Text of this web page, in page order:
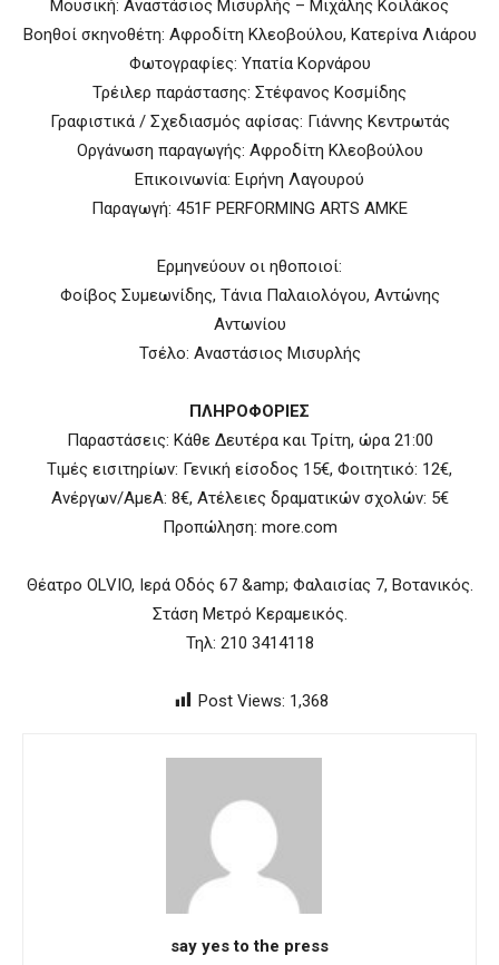
Μουσική: Αναστάσιος Μισυρλής – Μιχάλης Κοιλάκος
Βοηθοί σκηνοθέτη: Αφροδίτη Κλεοβούλου, Κατερίνα Λιάρου
Φωτογραφίες: Υπατία Κορνάρου
Τρέιλερ παράστασης: Στέφανος Κοσμίδης
Γραφιστικά / Σχεδιασμός αφίσας: Γιάννης Κεντρωτάς
Οργάνωση παραγωγής: Αφροδίτη Κλεοβούλου
Επικοινωνία: Ειρήνη Λαγουρού
Παραγωγή: 451F PERFORMING ARTS AMKE
Ερμηνεύουν οι ηθοποιοί:
Φοίβος Συμεωνίδης, Τάνια Παλαιολόγου, Αντώνης
Αντωνίου
Τσέλο: Αναστάσιος Μισυρλής
ΠΛΗΡΟΦΟΡΙΕΣ
Παραστάσεις: Κάθε Δευτέρα και Τρίτη, ώρα 21:00
Τιμές εισιτηρίων: Γενική είσοδος 15€, Φοιτητικό: 12€,
Ανέργων/ΑμεΑ: 8€, Ατέλειες δραματικών σχολών: 5€
Προπώληση: more.com
Θέατρο OLVIO, Ιερά Οδός 67 &amp; Φαλαισίας 7, Βοτανικός.
Στάση Μετρό Κεραμεικός.
Τηλ: 210 3414118
Post Views: 1,368
say yes to the press